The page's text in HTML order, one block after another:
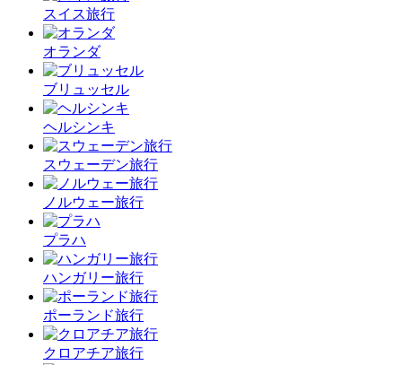
スイス旅行
オランダ
ブリュッセル
ヘルシンキ
スウェーデン旅行
ノルウェー旅行
プラハ
ハンガリー旅行
ポーランド旅行
クロアチア旅行